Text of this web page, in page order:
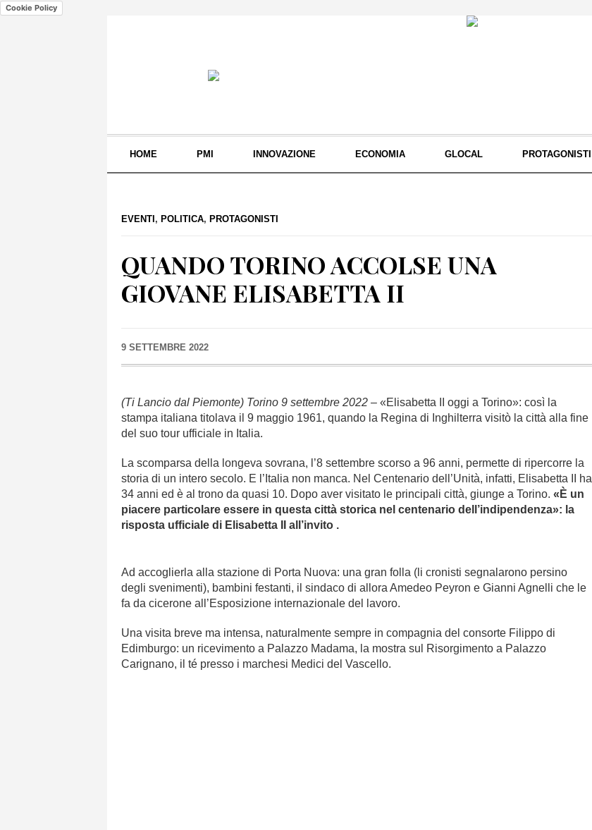
Cookie Policy
HOME PMI INNOVAZIONE ECONOMIA GLOCAL PROTAGONISTI
EVENTI , POLITICA, PROTAGONISTI
QUANDO TORINO ACCOLSE UNA
GIOVANE ELISABETTA II
9 SETTEMBRE 2022
(Ti Lancio dal Piemonte) Torino 9 settembre 2022 – «Elisabetta II oggi a Torino»: così la
stampa italiana titolava il 9 maggio 1961, quando la Regina di Inghilterra visitò la città alla fine
del suo tour ufficiale in Italia.
La scomparsa della longeva sovrana, l’8 settembre scorso a 96 anni, permette di ripercorre la
storia di un intero secolo. E l’Italia non manca. Nel Centenario dell’Unità, infatti, Elisabetta II ha
34 anni ed è al trono da quasi 10. Dopo aver visitato le principali città, giunge a Torino. «È un
piacere particolare essere in questa città storica nel centenario dell’indipendenza»: la
risposta ufficiale di Elisabetta II all’invito .
Ad accoglierla alla stazione di Porta Nuova: una gran folla (li cronisti segnalarono persino
degli svenimenti), bambini festanti, il sindaco di allora Amedeo Peyron e Gianni Agnelli che le
fa da cicerone all’Esposizione internazionale del lavoro.
Una visita breve ma intensa, naturalmente sempre in compagnia del consorte Filippo di
Edimburgo: un ricevimento a Palazzo Madama, la mostra sul Risorgimento a Palazzo
Carignano, il té presso i marchesi Medici del Vascello.